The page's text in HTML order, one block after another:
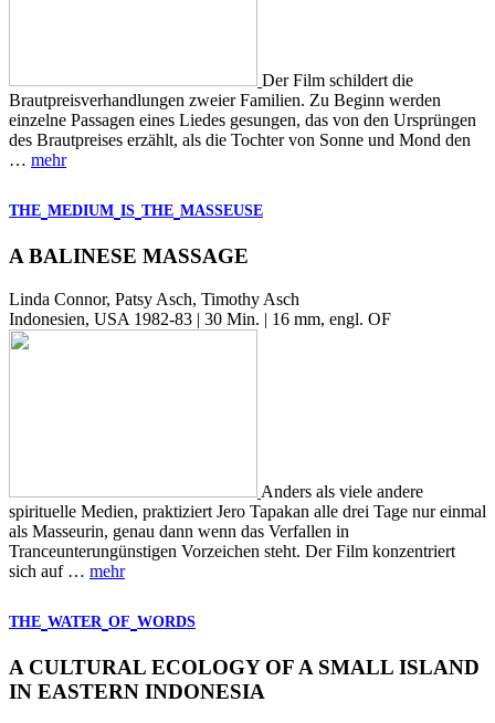
Der Film schildert die
Brautpreisverhandlungen zweier Familien. Zu Beginn werden
einzelne Passagen eines Liedes gesungen, das von den Ursprüngen
des Brautpreises erzählt, als die Tochter von Sonne und Mond den
… mehr
THE MEDIUM IS THE MASSEUSE
A BALINESE MASSAGE
Linda Connor, Patsy Asch, Timothy Asch
Indonesien, USA 1982-83 | 30 Min. | 16 mm, engl. OF
Anders als viele andere
spirituelle Medien, praktiziert Jero Tapakan alle drei Tage nur einmal
als Masseurin, genau dann wenn das Verfallen in
Tranceunterungünstigen Vorzeichen steht. Der Film konzentriert
sich auf … mehr
THE WATER OF WORDS
A CULTURAL ECOLOGY OF A SMALL ISLAND
IN EASTERN INDONESIA